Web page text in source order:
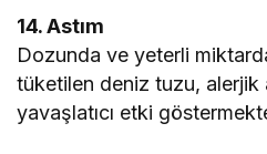
14. Astım
Dozunda ve yeterli
tüketilen deniz tuzu, alerjik
yavaşlatıcı etki